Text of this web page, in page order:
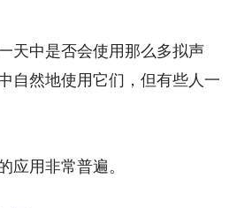
天中是否会使用那么多拟声
自然地使用它们，但有些人一
应用非常普遍。